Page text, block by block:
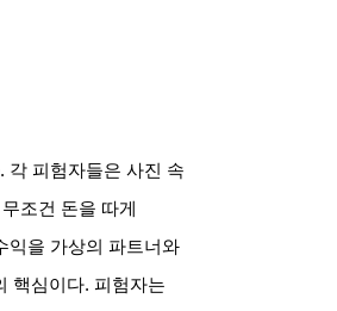
. 각 피험자들은 사진 속
조건 돈을 따게
익을 가상의 파트너와
핵심이다. 피험자는